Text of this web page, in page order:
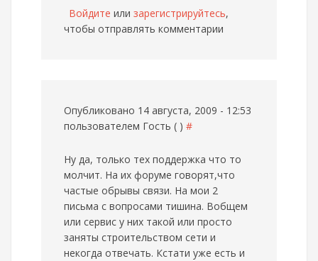
Войдите или зарегистрируйтесь,
чтобы отправлять комментарии
Опубликовано 14 августа, 2009 - 12:53
пользователем Гость ( ) #
Ну да, только тех поддержка что то
молчит. На их форуме говорят,что
частые обрывы связи. На мои 2
письма с вопросами тишина. Вобщем
или сервис у них такой или просто
заняты строительством сети и
некогда отвечать. Кстати уже есть и